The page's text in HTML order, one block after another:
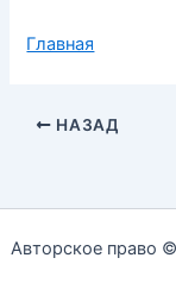
Главная
НАЗАД
Авторское право